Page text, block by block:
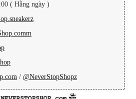
( Hằng ngày )
/ @NeverStopShopz